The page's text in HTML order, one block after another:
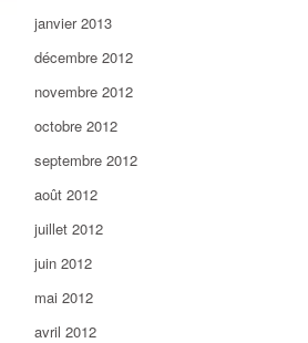
janvier 2013
décembre 2012
novembre 2012
octobre 2012
septembre 2012
août 2012
juillet 2012
juin 2012
mai 2012
avril 2012